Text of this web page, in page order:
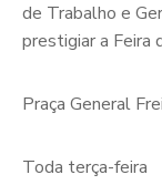
de Trabalho e
prestigiar a Feira
Praça General
Toda terça-feira